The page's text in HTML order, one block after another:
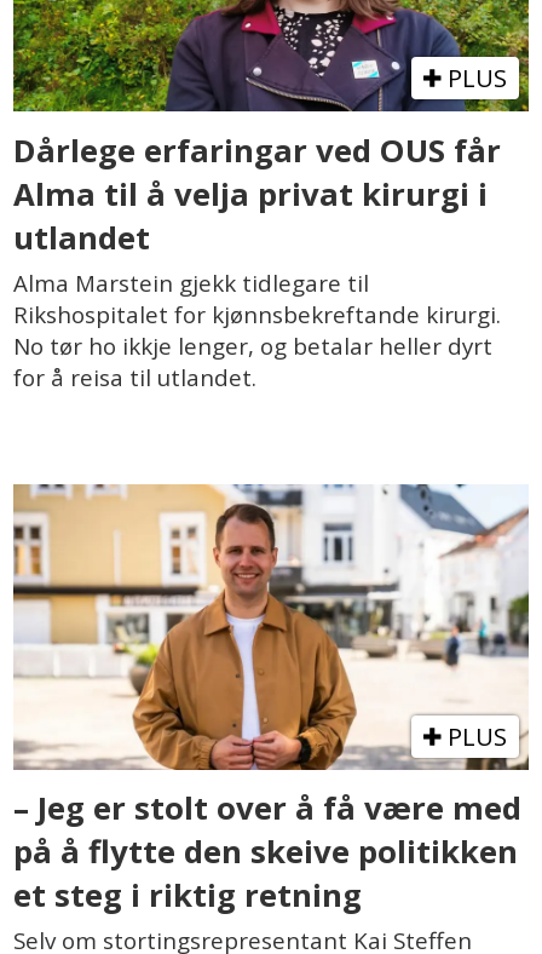
PLUS
Dårlege erfaringar ved OUS får
Alma til å velja privat kirurgi i
utlandet
Alma Marstein gjekk tidlegare til
Rikshospitalet for kjønnsbekreftande kirurgi.
No tør ho ikkje lenger, og betalar heller dyrt
for å reisa til utlandet.
PLUS
– Jeg er stolt over å få være med
på å flytte den skeive politikken
et steg i riktig retning
Selv om stortingsrepresentant Kai Steffen